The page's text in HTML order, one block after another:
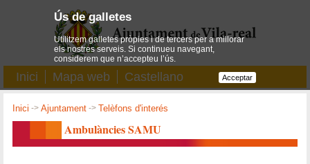
Inici Mapa web Castellano
Inici ->Ajuntament ->Telèfons d'interés
Ambulàncies SAMU
Ús de galletes
Utilitzem galletes pròpies i de tercers per a millorar
els nostres serveis. Si continueu navegant,
considerem que n’accepteu l’ús.
Acceptar